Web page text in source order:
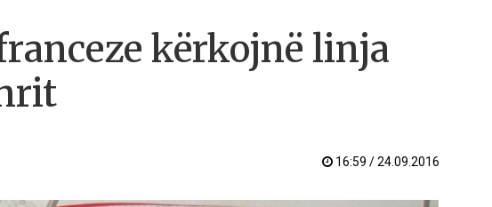
kërkojnë linja
16:59 / 24.09.2016